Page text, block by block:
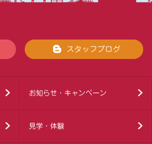
スタッフブログ
お知らせ・キャンペーン
見学・体験